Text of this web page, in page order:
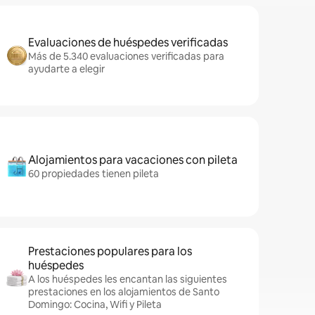
Evaluaciones de huéspedes verificadas
Más de 5.340 evaluaciones verificadas para
ayudarte a elegir
Alojamientos para vacaciones con pileta
60 propiedades tienen pileta
Prestaciones populares para los
huéspedes
A los huéspedes les encantan las siguientes
prestaciones en los alojamientos de Santo
Domingo: Cocina, Wifi y Pileta